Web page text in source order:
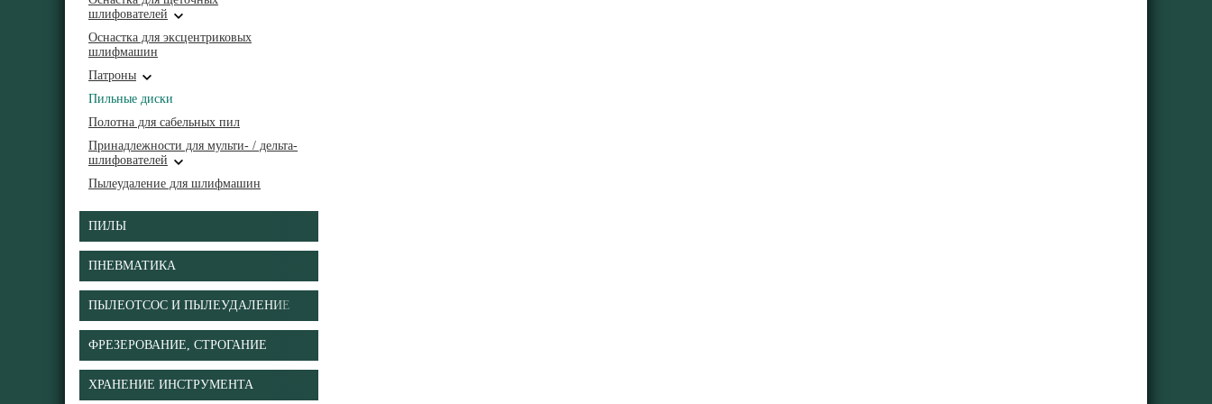
шлифователей
Оснастка для эксцентриковых
шлифмашин
Патроны
Пильные диски
Полотна для сабельных пил
Принадлежности для мульти- / дельта-
шлифователей
Пылеудаление для шлифмашин
ПИЛЫ
ПНЕВМАТИКА
ПЫЛЕОТСОС И ПЫЛЕУДАЛЕНИЕ
ФРЕЗЕРОВАНИЕ, СТРОГАНИЕ
ХРАНЕНИЕ ИНСТРУМЕНТА